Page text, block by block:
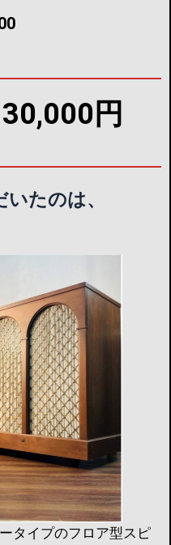
円
たのは、
タイプのフロア型スピ